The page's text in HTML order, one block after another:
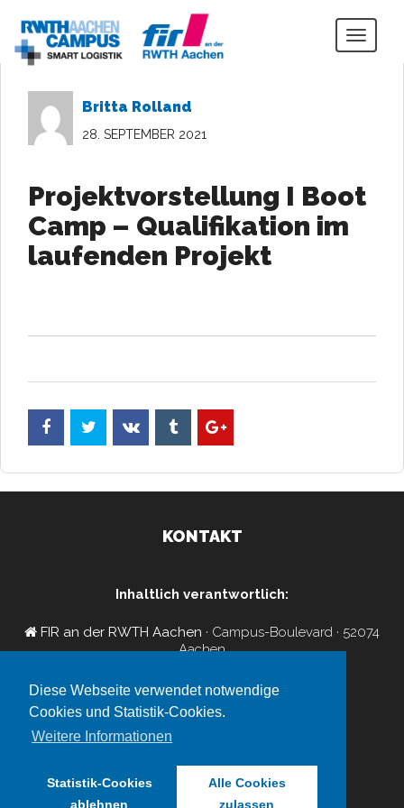
Diese Webseite verwendet notwendige
Cookies und Statistik-Cookies.
Weitere Informationen
Statistik-Cookies
ablehnen
Alle Cookies
zulassen
Britta Rolland
28. SEPTEMBER 2021
Projektvorstellung I Boot
Camp – Qualifikation im
laufenden Projekt
KONTAKT
Inhaltlich verantwortlich:
FIR an der RWTH Aachen · Campus-Boulevard · 52074
Aachen
insights-cluster@fir.rwth-aachen.de
FIR-Newsletter-Abo
Veranstalter:
EICe Aachen GmbH